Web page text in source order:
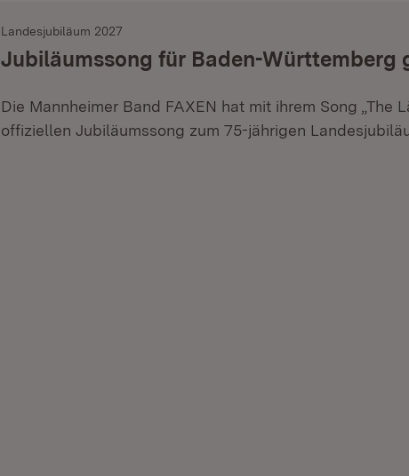
Landesjubiläum 2027
Jubiläumssong für Baden-Württemberg
Die Mannheimer Band FAXEN hat mit ihrem Song „The
offiziellen Jubiläumssong zum 75-jährigen